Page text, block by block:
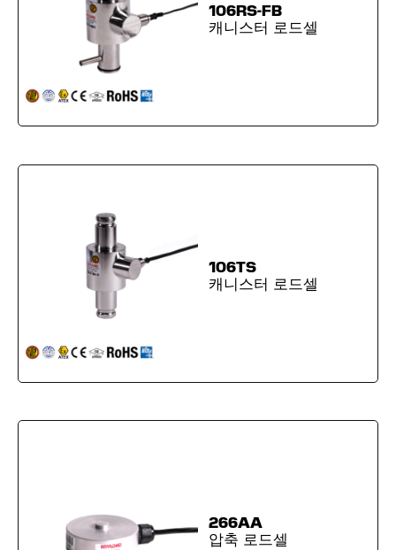
106RS-FB
캐니스터 로드셀
106TS
캐니스터 로드셀
266AA
압축 로드셀